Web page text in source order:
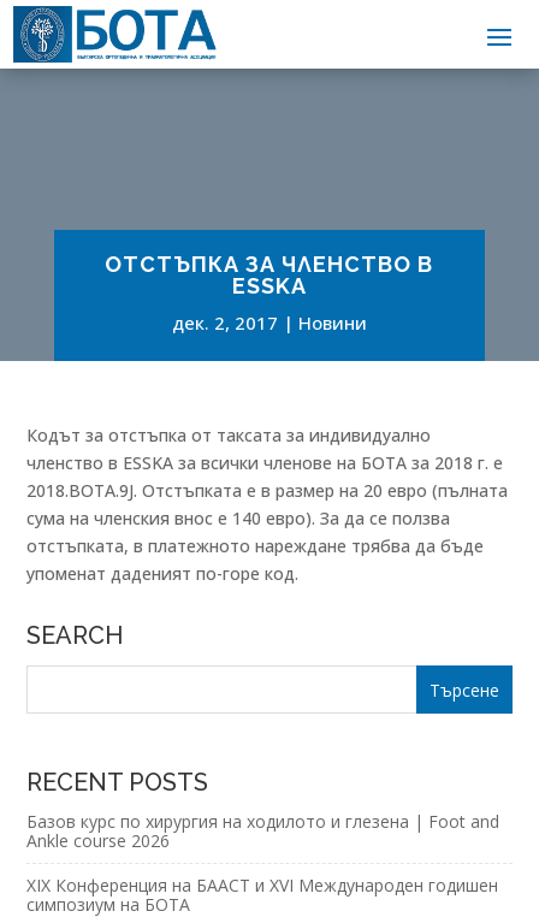
ОТСТЪПКА ЗА ЧЛЕНСТВО В
ESSKA
дек. 2, 2017 Новини
Кодът за отстъпка от таксата за индивидуално
членство в ESSKA за всички членове на БОТА за 2018 г. е
2018.BOTA.9J. Отстъпката е в размер на 20 евро (пълната
сума на членския внос е 140 евро). За да се ползва
отстъпката, в платежното нареждане трябва да бъде
упоменат даденият по-горе код.
SEARCH
RECENT POSTS
Базов курс по хирургия на ходилото и глезена | Foot and
Ankle course 2026
XIX Конференция на БААСТ и XVI Международен годишен
симпозиум на БОТА